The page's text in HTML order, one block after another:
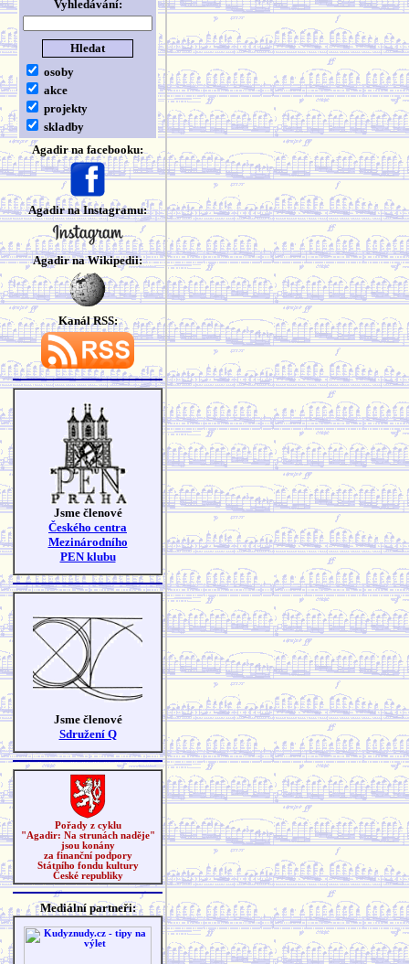
Vyhledávání:
osoby
akce
projekty
skladby
Agadir na facebooku:
Agadir na Instagramu:
Agadir na Wikipedii:
Kanál RSS:
Jsme členové
Českého centra
Mezinárodního
PEN klubu
Jsme členové
Sdružení Q
Pořady z cyklu
"Agadir: Na strunách naděje"
jsou konány
za finanční podpory
Státního fondu kultury
České republiky
Mediální partneři: